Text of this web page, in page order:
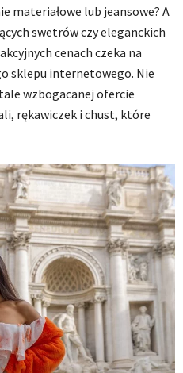
materiałowe lub jeansowe? A
swetrów czy eleganckich
cenach czeka na
sklepu internetowego. Nie
wzbogacanej ofercie
rękawiczek i chust, które